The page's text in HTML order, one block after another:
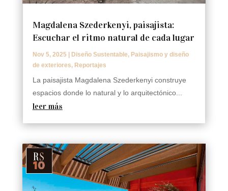
Magdalena Szederkenyi, paisajista:
Escuchar el ritmo natural de cada lugar
Nov 5, 2025| Diseño Sustentable, Paisajismo y diseño
de exteriores, Reportajes
La paisajista Magdalena Szederkenyi construye
espacios donde lo natural y lo arquitectónico...
leer más